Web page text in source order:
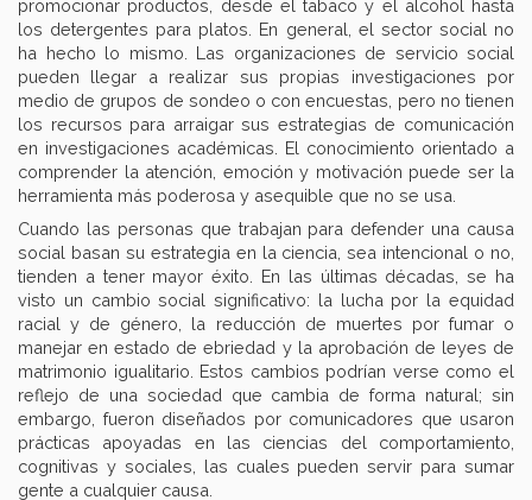
promocionar productos, desde el tabaco y el alcohol hasta
los detergentes para platos. En general, el sector social no
ha hecho lo mismo. Las organizaciones de servicio social
pueden llegar a realizar sus propias investigaciones por
medio de grupos de sondeo o con encuestas, pero no tienen
los recursos para arraigar sus estrategias de comunicación
en investigaciones académicas. El conocimiento orientado a
comprender la atención, emoción y motivación puede ser la
herramienta más poderosa y asequible que no se usa.
Cuando las personas que trabajan para defender una causa
social basan su estrategia en la ciencia, sea intencional o no,
tienden a tener mayor éxito. En las últimas décadas, se ha
visto un cambio social significativo: la lucha por la equidad
racial y de género, la reducción de muertes por fumar o
manejar en estado de ebriedad y la aprobación de leyes de
matrimonio igualitario. Estos cambios podrían verse como el
reflejo de una sociedad que cambia de forma natural; sin
embargo, fueron diseñados por comunicadores que usaron
prácticas apoyadas en las ciencias del comportamiento,
cognitivas y sociales, las cuales pueden servir para sumar
gente a cualquier causa.